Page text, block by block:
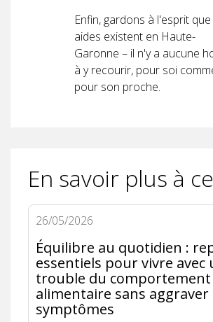
Enfin, gardons à l'esprit que
aides existent en Haute-
Garonne – il n'y a aucune
à y recourir, pour soi
pour son proche.
En savoir plus à
26/05/2026
Équilibre au quotidien :
essentiels pour vivre avec
trouble du comportement
alimentaire sans aggraver
symptômes